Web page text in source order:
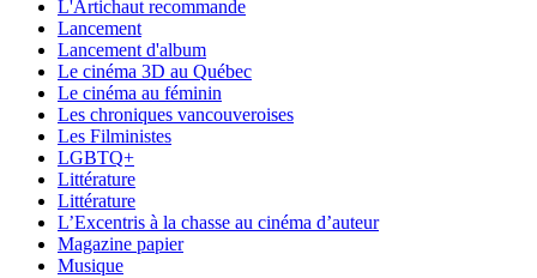
L'Artichaut recommande
Lancement
Lancement d'album
Le cinéma 3D au Québec
Le cinéma au féminin
Les chroniques vancouveroises
Les Filministes
LGBTQ+
Littérature
Littérature
L’Excentris à la chasse au cinéma d’auteur
Magazine papier
Musique